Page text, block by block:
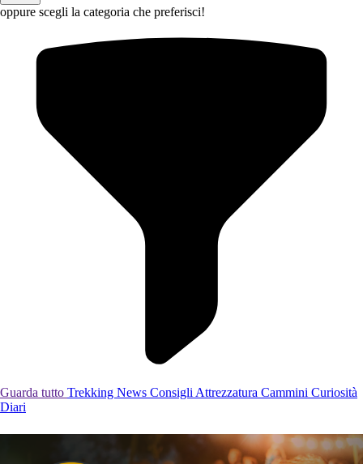
oppure scegli la categoria che preferisci!
Guarda tutto Trekking News Consigli Attrezzatura Cammini Curiosità
Diari